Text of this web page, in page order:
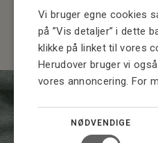
Vi bruger egne cookies
på ”Vis detaljer” i dette
klikke på linket til vores
Herudover bruger vi
vores annoncering. For
NØDVENDIGE